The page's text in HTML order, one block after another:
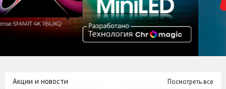
Акции и новости Посмотреть все